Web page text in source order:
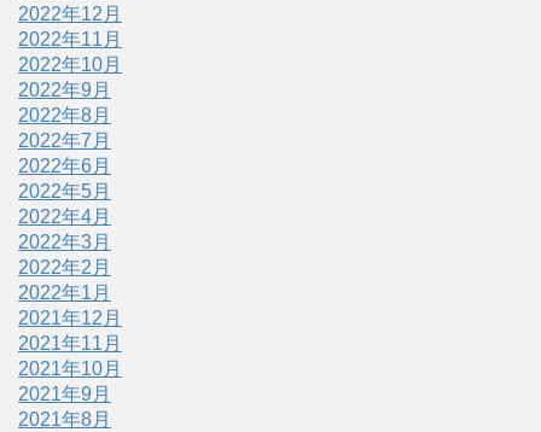
2022年12月
2022年11月
2022年10月
2022年9月
2022年8月
2022年7月
2022年6月
2022年5月
2022年4月
2022年3月
2022年2月
2022年1月
2021年12月
2021年11月
2021年10月
2021年9月
2021年8月